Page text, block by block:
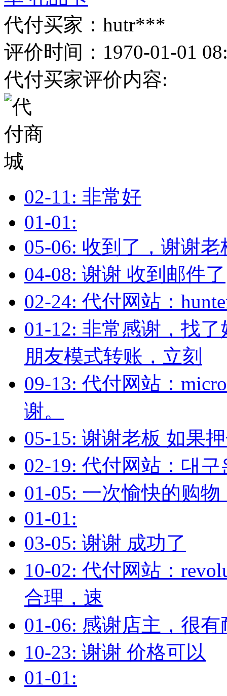
代付买家：hutr***
评价时间：1970-01-01
代付买家评价内容:
02-11: 非常好
01-01:
05-06: 收到了，谢谢老
04-08: 谢谢 收到邮件了
02-24: 代付网站：
01-12: 非常感谢，找
朋友模式转账，立刻
09-13: 代付网站：
谢。
05-15: 谢谢老板 如果
02-19: 代付网站：대
01-05: 一次愉快的购
01-01:
03-05: 谢谢 成功了
10-02: 代付网站：
合理，速
01-06: 感谢店主，很
10-23: 谢谢 价格可以
01-01: